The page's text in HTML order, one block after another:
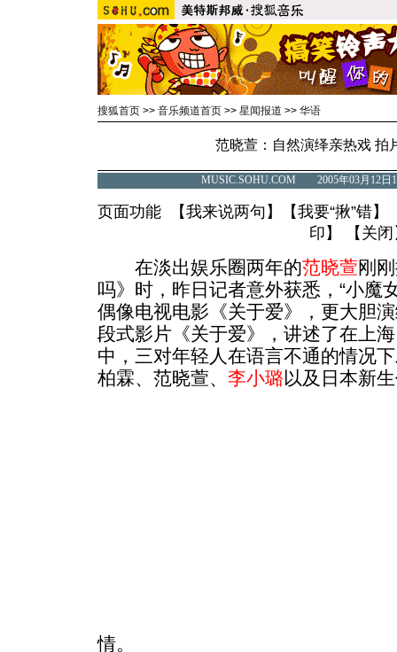
搜狐首页 >> 音乐频道首页 >> 星闻报道 >> 华语
范晓萱：自然演绎亲热戏 拍
MUSIC.SOHU.COM 2005年03月12
页面功能 【我来说两句 】【我要“揪”错】
印 】 【 关闭
在淡出娱乐圈两年的范晓萱刚
吗》时，昨日记者意外获悉，“小魔
偶像电视电影《关于爱》，更大胆
段式影片《关于爱》，讲述了在上
中，三对年轻人在语言不通的情况
柏霖、范晓萱、 李小璐以及日本新
情。